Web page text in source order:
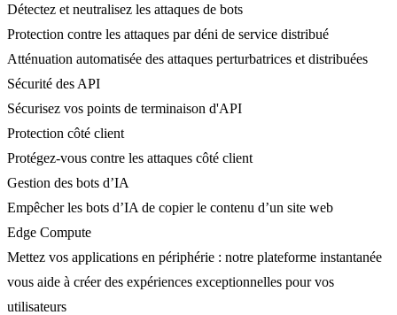
Détectez et neutralisez les attaques de bots
Protection contre les attaques par déni de service distribué
Atténuation automatisée des attaques perturbatrices et distribuées
Sécurité des API
Sécurisez vos points de terminaison d'API
Protection côté client
Protégez-vous contre les attaques côté client
Gestion des bots d’IA
Empêcher les bots d’IA de copier le contenu d’un site web
Edge Compute
Mettez vos applications en périphérie : notre plateforme instantanée
vous aide à créer des expériences exceptionnelles pour vos
utilisateurs